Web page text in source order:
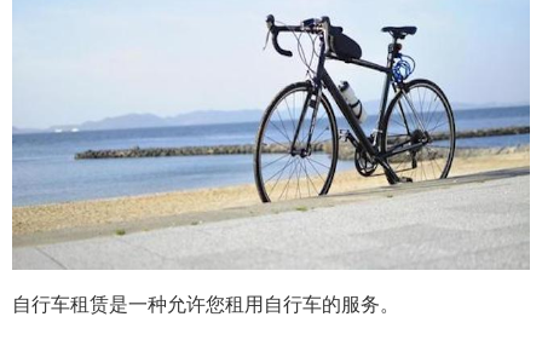
自行车租赁是一种允许您租用自行车的服务。